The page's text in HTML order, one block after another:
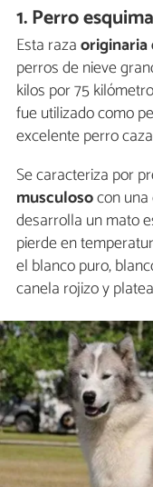
1. Perro
Esta razaoriginaria
perros de nieve
kilos por 75
fue utilizado como
excelente perro
Se caracteriza por
musculosocon
desarrolla un mato
pierde en
el blanco puro,
canela rojizo y